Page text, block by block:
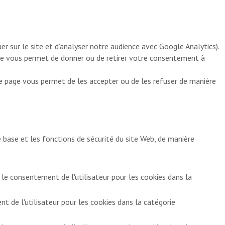
sur le site et d’analyser notre audience avec Google Analytics).
vous permet de donner ou de retirer votre consentement à
vous permet de les accepter ou de les refuser de manière
et les fonctions de sécurité du site Web, de manière
consentement de l'utilisateur pour les cookies dans la
de l'utilisateur pour les cookies dans la catégorie